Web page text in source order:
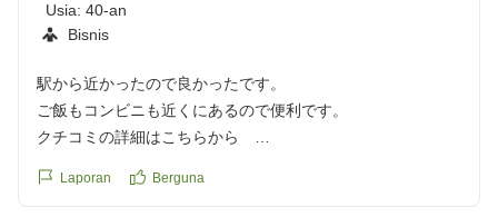
Usia: 40-an
Bisnis
駅から近かったので良かったです。
ご飯もコンビニも近くにあるので便利です。
クチコミの詳細はこちらから
reviewId=33123478552516
Laporan Berguna